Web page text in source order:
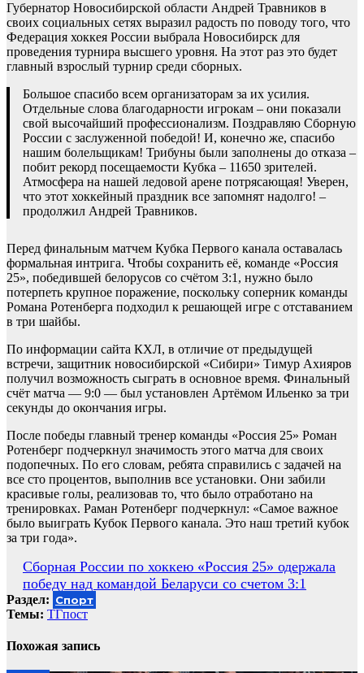
Губернатор Новосибирской области Андрей Травников в
своих социальных сетях выразил радость по поводу того, что
Федерация хоккея России выбрала Новосибирск для
проведения турнира высшего уровня. На этот раз это будет
главный взрослый турнир среди сборных.
Большое спасибо всем организаторам за их усилия.
Отдельные слова благодарности игрокам – они показали
свой высочайший профессионализм. Поздравляю Сборную
России с заслуженной победой! И, конечно же, спасибо
нашим болельщикам! Трибуны были заполнены до отказа –
побит рекорд посещаемости Кубка – 11650 зрителей.
Атмосфера на нашей ледовой арене потрясающая! Уверен,
что этот хоккейный праздник все запомнят надолго! –
продолжил Андрей Травников.
Перед финальным матчем Кубка Первого канала оставалась
формальная интрига. Чтобы сохранить её, команде «Россия
25», победившей белорусов со счётом 3:1, нужно было
потерпеть крупное поражение, поскольку соперник команды
Романа Ротенберга подходил к решающей игре с отставанием
в три шайбы.
По информации сайта КХЛ, в отличие от предыдущей
встречи, защитник новосибирской «Сибири» Тимур Ахияров
получил возможность сыграть в основное время. Финальный
счёт матча — 9:0 — был установлен Артёмом Ильенко за три
секунды до окончания игры.
После победы главный тренер команды «Россия 25» Роман
Ротенберг подчеркнул значимость этого матча для своих
подопечных. По его словам, ребята справились с задачей на
все сто процентов, выполнив все установки. Они забили
красивые голы, реализовав то, что было отработано на
тренировках. Раман Ротенберг подчеркнул: «Самое важное
было выиграть Кубок Первого канала. Это наш третий кубок
за три года».
Навигация
по
записям
Сборная России по хоккею «Россия 25» одержала
победу над командой Беларуси со счетом 3:1
Раздел: Спорт
Темы: ТГпост
Похожая запись